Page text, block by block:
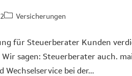
Versicherungen
für Steuerberater Kunden
sagen: Steuerberater auch.
Wechselservice bei der…